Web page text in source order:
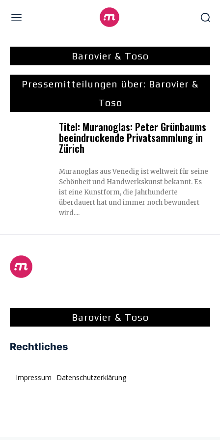
Barovier & Toso
Pressemitteilungen über: Barovier &
Toso
Titel: Muranoglas: Peter Grünbaums
beeindruckende Privatsammlung in
Zürich
Muranoglas aus Venedig ist weltweit für seine
Schönheit und Handwerkskunst bekannt. Es
ist eine Kunstform, die Jahrhunderte
überdauert hat und immer noch bewundert
wird....
Barovier & Toso
Rechtliches
Impressum Datenschutzerklärung